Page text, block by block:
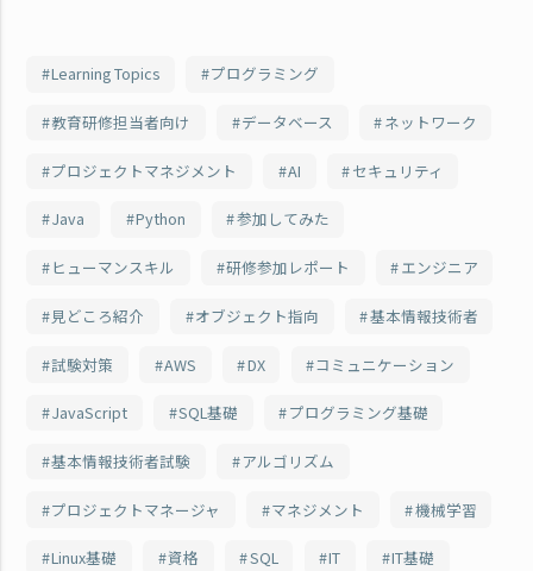
Learning Topics プログラミング
教育研修担当者向け データベース ネットワーク
プロジェクトマネジメント AI セキュリティ
Java Python 参加してみた
ヒューマンスキル 研修参加レポート エンジニア
見どころ紹介 オブジェクト指向 基本情報技術者
試験対策 AWS DX コミュニケーション
JavaScript SQL基礎 プログラミング基礎
基本情報技術者試験 アルゴリズム
プロジェクトマネージャ マネジメント 機械学習
Linux基礎 資格 SQL IT IT基礎